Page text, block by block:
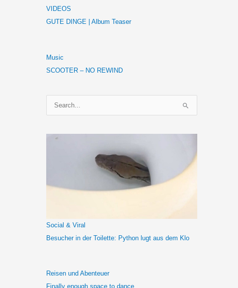
VIDEOS
GUTE DINGE | Album Teaser
Music
SCOOTER – NO REWIND
u
h
Social & Viral
Besucher in der Toilette: Python lugt aus dem Klo
Reisen und Abenteuer
Finally enough space to dance